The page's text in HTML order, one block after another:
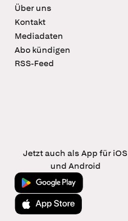
Über uns
Kontakt
Mediadaten
Abo kündigen
RSS-Feed
Jetzt auch als App für iOS
und Android
Jetzt bei Google Play
Laden im App Store